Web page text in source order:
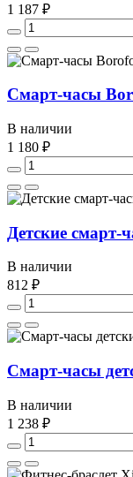
1 187 ₽
Смарт-часы
В наличии
1 180 ₽
Детские смарт-
В наличии
812 ₽
Смарт-часы
В наличии
1 238 ₽